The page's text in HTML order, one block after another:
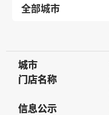
城市
城市
门店名称
门店名称
信息公示
信息公示